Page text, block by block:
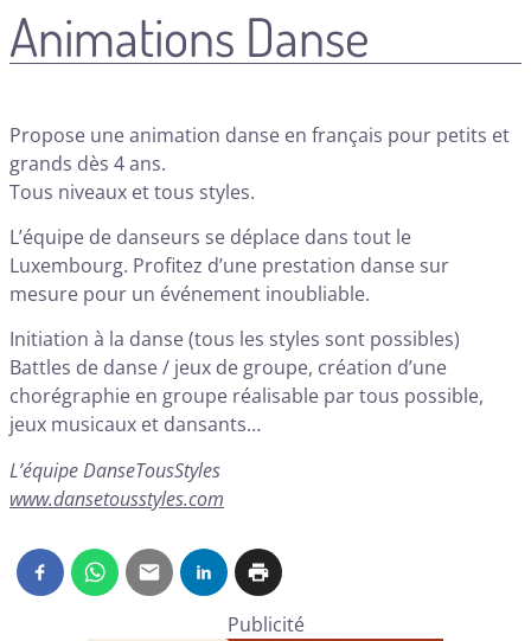
Animations Danse
Propose une animation danse en français pour petits et
grands dès 4 ans.
Tous niveaux et tous styles.
L’équipe de danseurs se déplace dans tout le
Luxembourg. Profitez d’une prestation danse sur
mesure pour un événement inoubliable.
Initiation à la danse (tous les styles sont possibles)
Battles de danse / jeux de groupe, création d’une
chorégraphie en groupe réalisable par tous possible,
jeux musicaux et dansants…
L’équipe DanseTousStyles
www.dansetousstyles.com
Publicité